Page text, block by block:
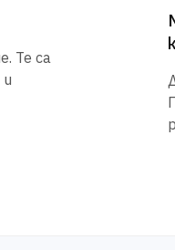
Те са